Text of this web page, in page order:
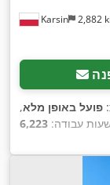
Karsin 2,882
פועל באופן מלא,
עבודה: